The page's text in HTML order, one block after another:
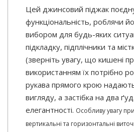
Цей джинсовий піджак
функціональність, роблячи
вибором для будь-яких
підкладку, підплічники та
(зверніть увагу, що кишені
використанням їх потрібно
рукава прямого крою
вигляду, а застібка на два
елегантності. Особливу увагу
вертикальні та горизонтальні